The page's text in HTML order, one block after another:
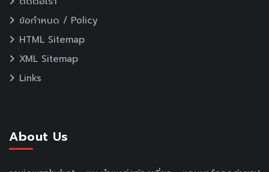
ข้อกำหนด / Policy
HTML Sitemap
XML Sitemap
Links
About Us